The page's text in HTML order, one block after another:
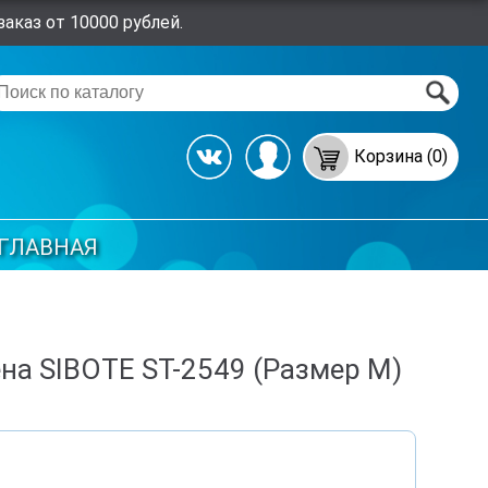
от 10000 рублей.
Корзина (0)
ГЛАВНАЯ
SIBOTE ST-2549 (Размер M)